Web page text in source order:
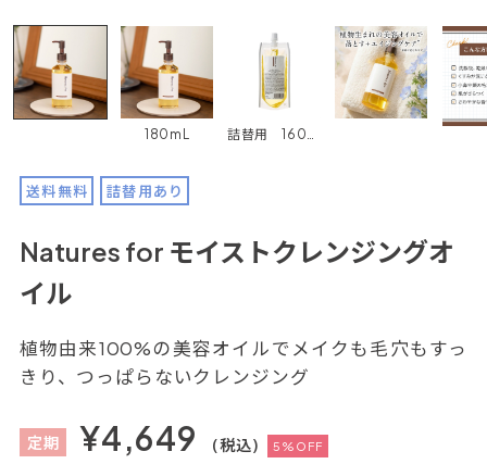
180mL
送料無料 詰替用あり
Natures for モイストクレンジングオ
イル
植物由来100%の美容オイルでメイクも毛穴もすっ
きり、つっぱらないクレンジング
定期 ¥4,649 (税込) 5%OFF